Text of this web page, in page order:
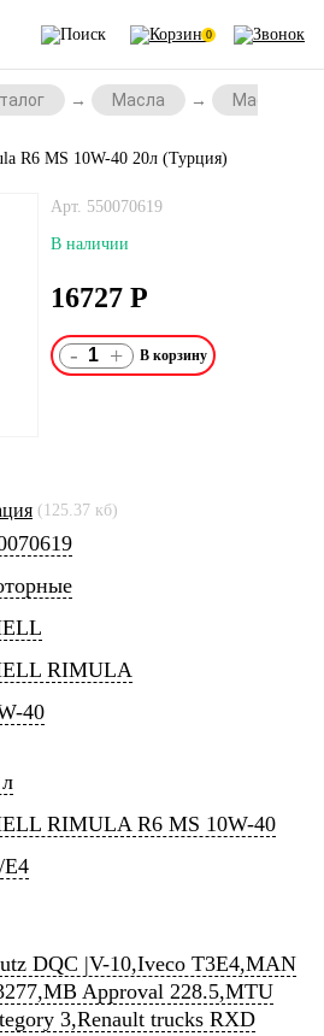
0
Масла Масла для
R6 MS 10W-40 20л (Турция)
Арт. 550070619
В наличии
16727 Р
- +
(125.37 кб)
RIMULA
40
RIMULA R6 MS 10W-40
E4
DQC |V-10,Iveco T3E4,MAN
Approval 228.5,MTU
3,Renault trucks RXD